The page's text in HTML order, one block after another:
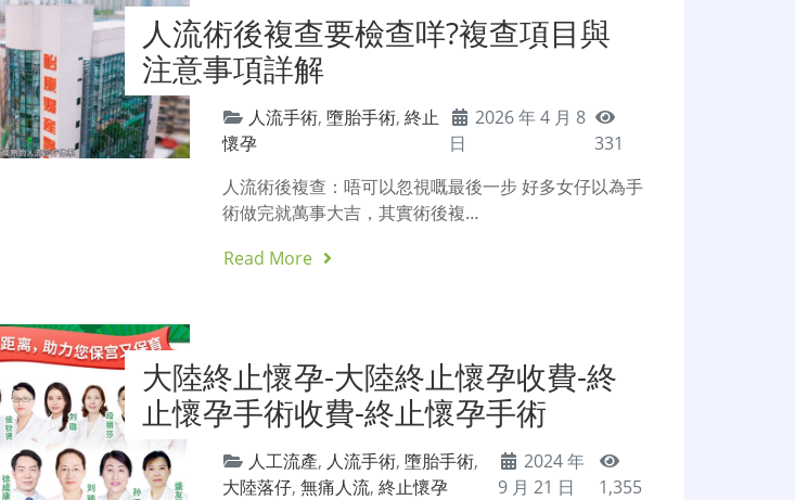
人流術後複查要檢查咩?複查項目與
注意事項詳解
人流手術,墮胎手術,終止
懷孕
2026 年 4 月 8
日
331
人流術後複查：唔可以忽視嘅最後一步 好多女仔以為手
術做完就萬事大吉，其實術後複…
Read More
大陸終止懷孕-大陸終止懷孕收費-終
止懷孕手術收費-終止懷孕手術
人工流產, 人流手術,墮胎手術,
大陸落仔,無痛人流,終止懷孕
2024 年
9 月 21 日
1,355